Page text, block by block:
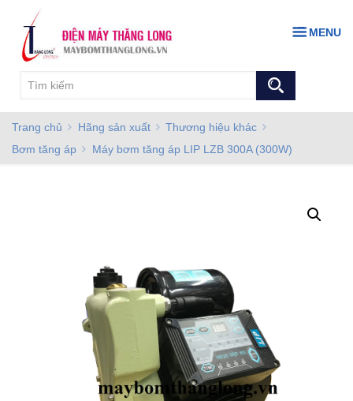
MENU
Trang chủ Hãng sản xuất
Thương hiệu khác
Bơm tăng áp
Máy bơm tăng áp LIP LZB 300A (300W)